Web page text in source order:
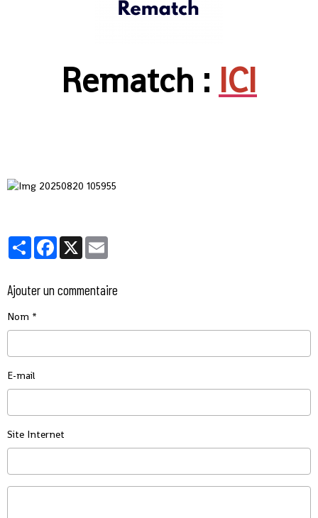
Rematch : ICI
PartagerFacebook
X
Ajouter un commentaire
Nom
E-mail
Site Internet